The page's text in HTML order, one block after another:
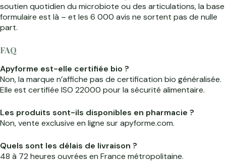
soutien quotidien du microbiote ou des articulations, la base
formulaire est là – et les 6 000 avis ne sortent pas de nulle
part.
FAQ
Apyforme est-elle certifiée bio ?
Non, la marque n’affiche pas de certification bio généralisée.
Elle est certifiée ISO 22000 pour la sécurité alimentaire.
Les produits sont-ils disponibles en pharmacie ?
Non, vente exclusive en ligne sur apyforme.com.
Quels sont les délais de livraison ?
48 à 72 heures ouvrées en France métropolitaine.